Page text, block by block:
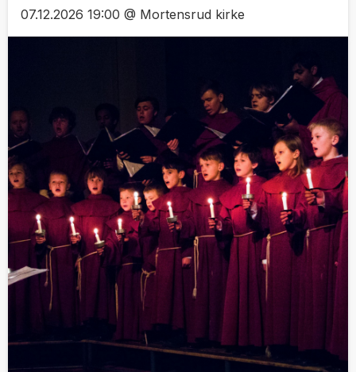
07.12.2026 19:00 @ Mortensrud kirke